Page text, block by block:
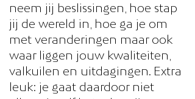
neem jij beslissingen, hoe stap
jij de wereld in, hoe ga je om
met veranderingen maar ook
waar liggen jouw kwaliteiten,
valkuilen en uitdagingen. Extra
leuk: je gaat daardoor niet